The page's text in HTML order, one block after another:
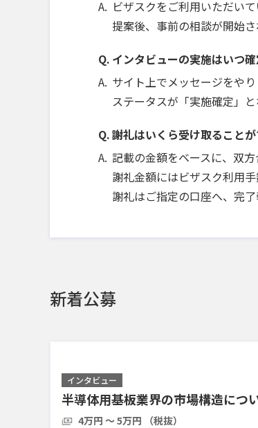
ビザスクをご利用いただい
提案後、事前の相談が開始
インタビューの実施はいつ
サイト上でメッセージをや
ステータスが「実施確定」
謝礼はいくら受け取ること
記載の金額をベースに、双
謝礼金額にはビザスク利用
謝礼はご指定の口座へ、完
新着公募
インタビュー
半導体用基板業界の市場構造につ
4万円 〜 5万円 （税抜）